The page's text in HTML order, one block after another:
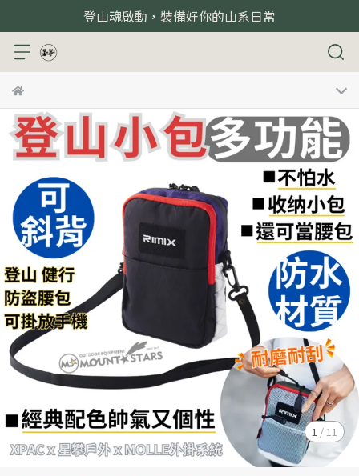
登山魂啟動，裝備好你的山系日常
1 / 11